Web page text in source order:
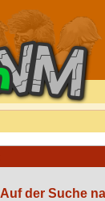
der Suche